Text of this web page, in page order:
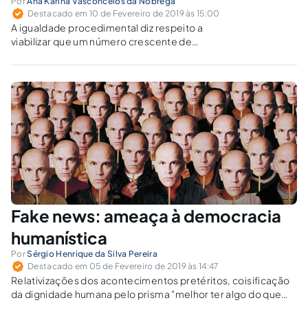
Destacado em 10 de Fevereiro de 2019 às 15:00
A igualdade procedimental diz respeito a
viabilizar que um número crescente de
politicas públicas do Estado e da sociedade.
Fake news: ameaça à democracia
humanística
PorSérgio Henrique da Silva Pereira
Destacado em 05 de Fevereiro de 2019 às 14:47
Relativizações dos acontecimentos pretéritos, coisificação
da dignidade humana pelo prisma "melhor ter algo do que